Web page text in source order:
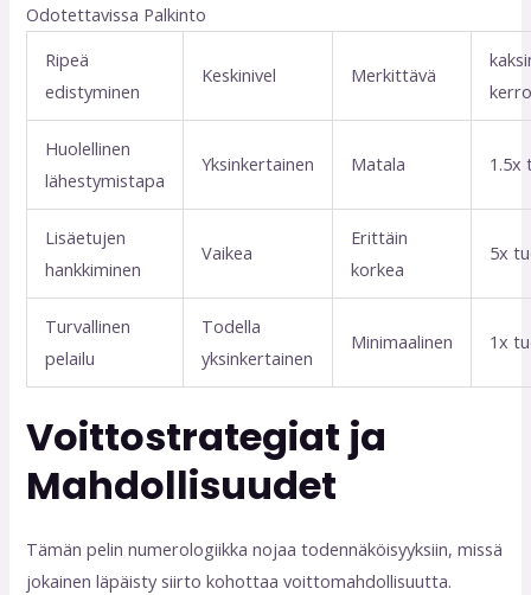
Odotettavissa Palkinto
Ripeä
edistyminen
Keskinivel Merkittävä
Huolellinen
lähestymistapa
Yksinkertainen Matala 1.5x
Lisäetujen
hankkiminen
Vaikea
Erittäin
korkea
5x
Turvallinen
pelailu
Todella
yksinkertainen
Minimaalinen 1x
Voittostrategiat ja
Mahdollisuudet
Tämän pelin numerologiikka nojaa todennäköisyyksiin, missä
jokainen läpäisty siirto kohottaa voittomahdollisuutta.